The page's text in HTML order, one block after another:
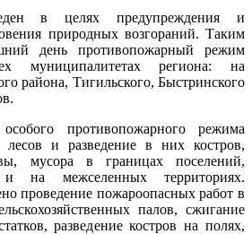
в целях предупреждения и
природных возгораний. Таким
день противопожарный режим
муниципалитетах региона: на
района, Тигильского, Быстринского
противопожарного режима
лесов и разведение в них костров,
мусора в границах поселений,
и на межселенных территориях.
проведение пожароопасных работ в
палов, сжигание
разведение костров на полях,